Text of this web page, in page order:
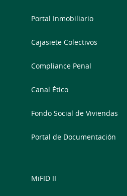
Portal Inmobiliario
Cajasiete Colectivos
Compliance Penal
Canal Ético
Fondo Social de Viviendas
Portal de Documentación
MiFID II